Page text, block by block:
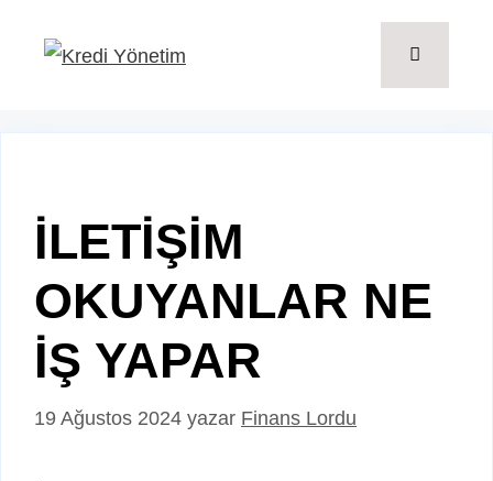
İLETİŞİM
OKUYANLAR NE
İŞ YAPAR
19 Ağustos 2024 yazar Finans Lordu